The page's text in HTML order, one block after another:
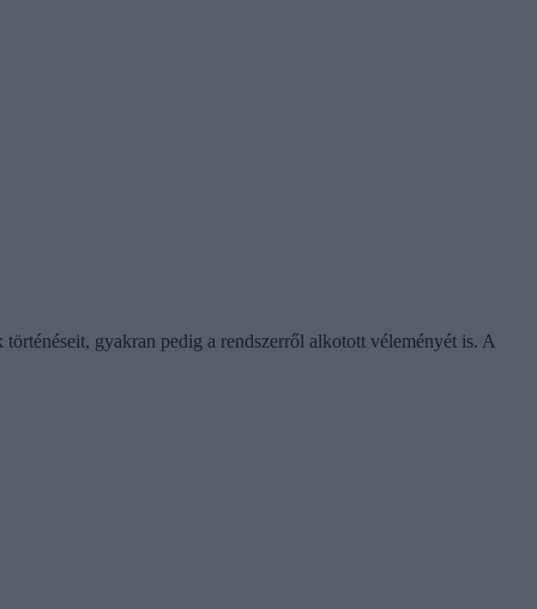
gyakran pedig a rendszerről alkotott véleményét is. A